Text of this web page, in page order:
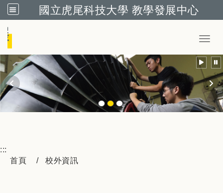
國立虎尾科技大學 教學發展中心
:::
首頁
校外資訊